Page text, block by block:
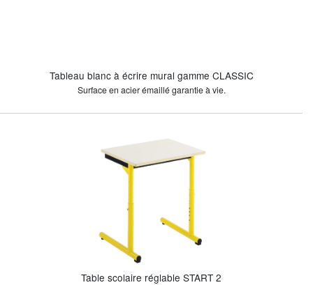
Tableau blanc à écrire mural gamme CLASSIC
Surface en acier émaillé garantie à vie.
Table scolaire réglable START 2